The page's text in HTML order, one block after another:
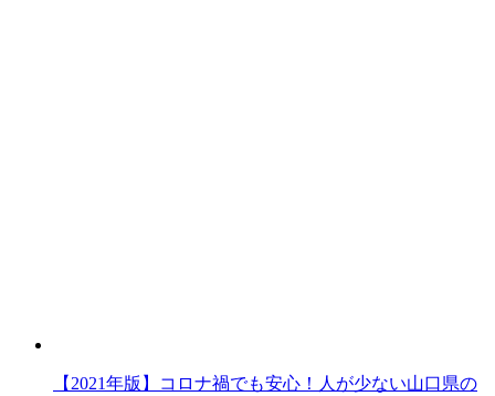
【2021年版】コロナ禍でも安心！人が少ない山口県の